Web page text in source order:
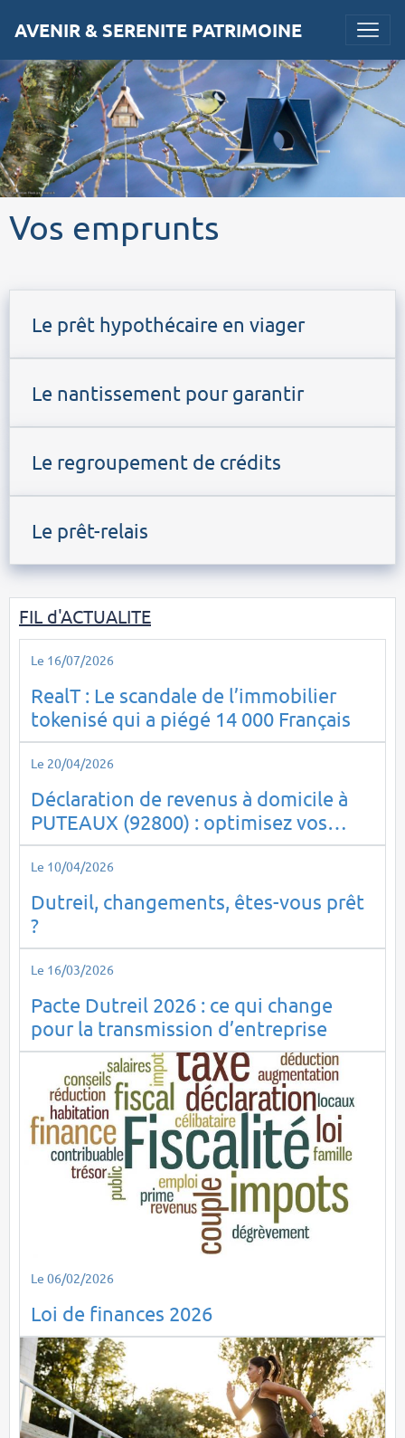
AVENIR & SERENITE PATRIMOINE
Vos emprunts
Le prêt hypothécaire en viager
Le nantissement pour garantir
Le regroupement de crédits
Le prêt-relais
FIL d'ACTUALITE
Le 16/07/2026
RealT : Le scandale de l’immobilier
tokenisé qui a piégé 14 000 Français
Le 20/04/2026
Déclaration de revenus à domicile à
PUTEAUX (92800) : optimisez vos
impôts en toute sérénité
Le 10/04/2026
Dutreil, changements, êtes-vous prêt
?
Le 16/03/2026
Pacte Dutreil 2026 : ce qui change
pour la transmission d’entreprise
Le 06/02/2026
Loi de finances 2026